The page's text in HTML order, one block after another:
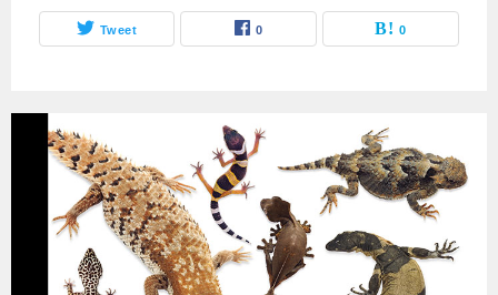
Tweet 0 0